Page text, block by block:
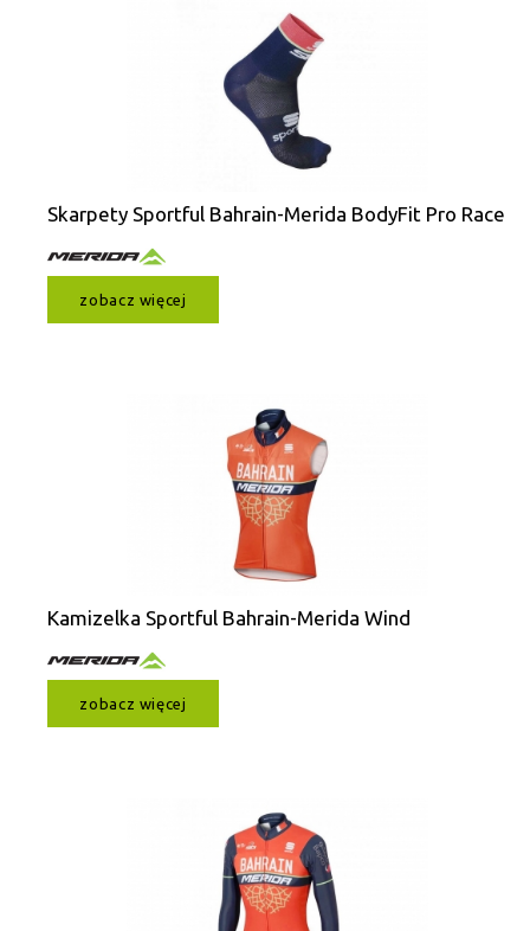
Skarpety Sportful Bahrain-Merida BodyFit Pro Race
zobacz więcej
Kamizelka Sportful Bahrain-Merida Wind
zobacz więcej